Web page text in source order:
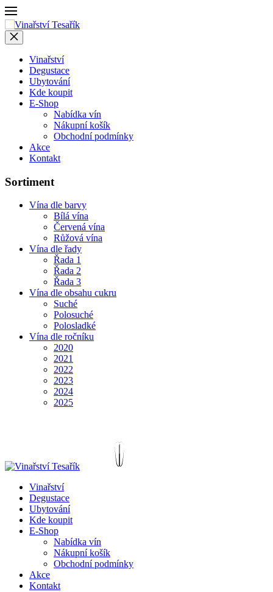
Vinařství
Degustace
Ubytování
Kde koupit
E-Shop
Nabídka vín
Nákupní košík
Obchodní podmínky
Akce
Kontakt
Sortiment
Vína dle barvy
Bílá vína
Červená vína
Růžová vína
Vína dle řady
Řada 1
Řada 2
Řada 3
Vína dle obsahu cukru
Suché
Polosuché
Polosladké
Vína dle ročníku
2020
2021
2022
2023
2024
2025
Vinařství
Degustace
Ubytování
Kde koupit
E-Shop
Nabídka vín
Nákupní košík
Obchodní podmínky
Akce
Kontakt